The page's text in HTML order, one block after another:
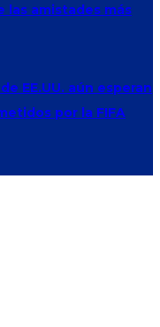
las amistades más
EE.UU. aún esperan
por la FIFA